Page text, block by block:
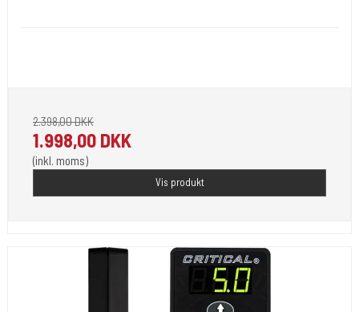
2.398,00 DKK
1.998,00 DKK
(inkl. moms)
Vis produkt